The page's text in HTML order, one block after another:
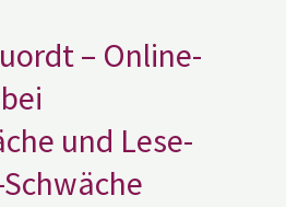
– Online-
und Lese-